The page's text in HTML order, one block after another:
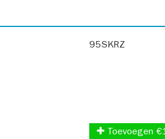
95SKRZ
Toevoegen